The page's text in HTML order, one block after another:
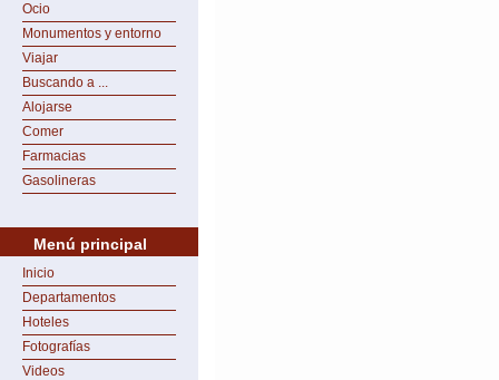
Ocio
Monumentos y entorno
Viajar
Buscando a ...
Alojarse
Comer
Farmacias
Gasolineras
Menú principal
Inicio
Departamentos
Hoteles
Fotografías
Videos